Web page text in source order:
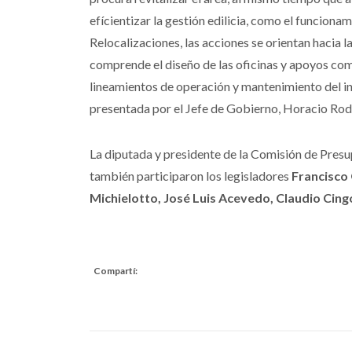
efícientizar la gestión edilicia, como el
Relocalizaciones, las acciones se orientan
comprende el diseño de las oficinas y apoyos
lineamientos de operación y mantenimiento del
presentada por el Jefe de Gobierno, Horacio
La diputada y presidente de la Comisión de
también participaron los legisladores Francisco
Michielotto, José Luis Acevedo, Claudio
Compartí: